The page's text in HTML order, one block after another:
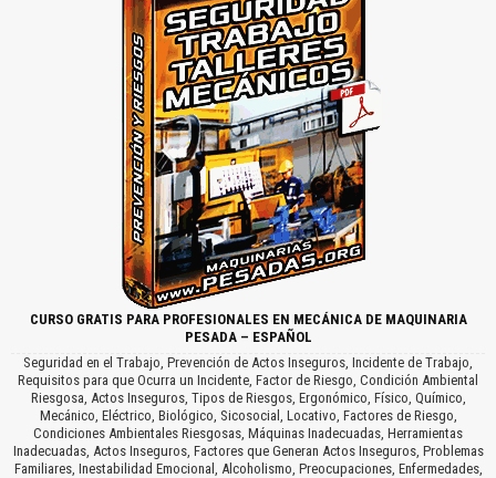
CURSO GRATIS PARA PROFESIONALES EN MECÁNICA DE MAQUINARIA
PESADA – ESPAÑOL
Seguridad en el Trabajo, Prevención de Actos Inseguros, Incidente de Trabajo,
Requisitos para que Ocurra un Incidente, Factor de Riesgo, Condición Ambiental
Riesgosa, Actos Inseguros, Tipos de Riesgos, Ergonómico, Físico, Químico,
Mecánico, Eléctrico, Biológico, Sicosocial, Locativo, Factores de Riesgo,
Condiciones Ambientales Riesgosas, Máquinas Inadecuadas, Herramientas
Inadecuadas, Actos Inseguros, Factores que Generan Actos Inseguros, Problemas
Familiares, Inestabilidad Emocional, Alcoholismo, Preocupaciones, Enfermedades,